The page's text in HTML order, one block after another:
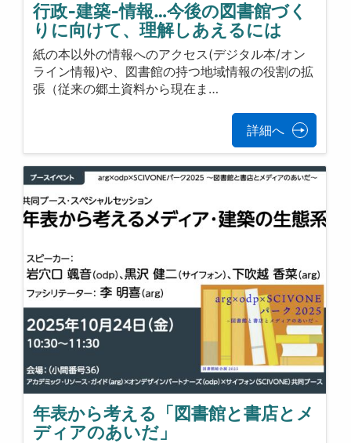
行政‐建築‐情報…今後の図書館づく
りに向けて、理解しあえるには
紙の本以外の情報へのアクセス(デジタル本/オン
ライン情報)や、図書館の持つ地域情報の役割の拡
張（従来の郷土資料から現在ま…
詳細へ
年表から考える「図書館と書店とメ
ディアのあいだ」